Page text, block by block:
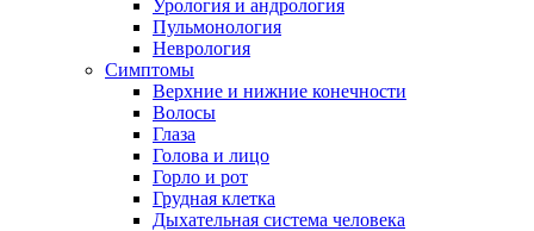
Урология и андрология
Пульмонология
Неврология
Симптомы
Верхние и нижние конечности
Волосы
Глаза
Голова и лицо
Горло и рот
Грудная клетка
Дыхательная система человека